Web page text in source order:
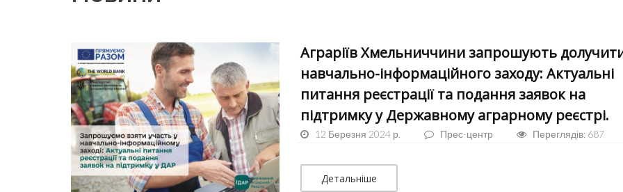
Аграріїв Хмельниччини запрошують
навчально-інформаційного заходу: Актуальні
питання реєстрації та подання заявок на
підтримку у Державному аграрному реєстрі.
12 Березня 2024 р. Прес-центр Переглядів: 687
Детальніше